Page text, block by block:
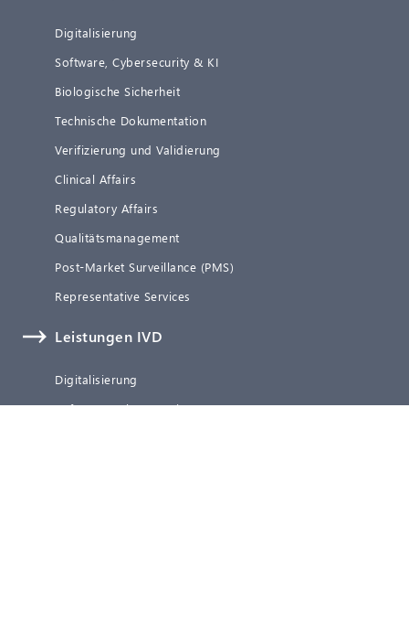
Digitalisierung
Software, Cybersecurity & KI
Biologische Sicherheit
Technische Dokumentation
Verifizierung und Validierung
Clinical Affairs
Regulatory Affairs
Qualitätsmanagement
Post-Market Surveillance (PMS)
Representative Services
Leistungen IVD
Digitalisierung
Software, Cybersecurity & KI